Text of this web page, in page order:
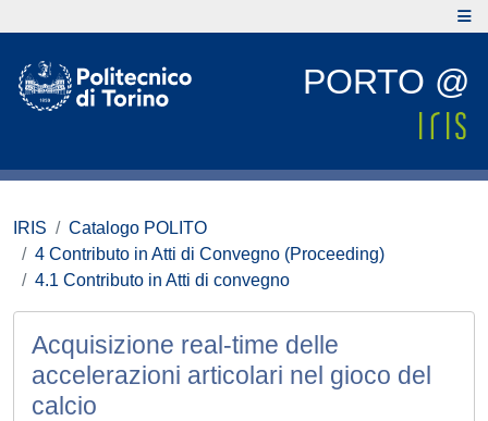
PORTO @
IRIS
Catalogo POLITO
4 Contributo in Atti di Convegno (Proceeding)
4.1 Contributo in Atti di convegno
Acquisizione real-time delle
accelerazioni articolari nel gioco del
calcio